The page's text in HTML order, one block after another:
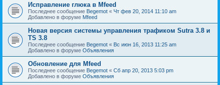
Исправление глюка в Mfeed
Последнее сообщение Begemot « Чт фев 20, 2014 11:10 am
Добавлено в форуме Mfeed
Новая версия системы управления трафиком Sutra 3.8 и
TS 3.8
Последнее сообщение Begemot « Вс июн 16, 2013 11:25 am
Добавлено в форуме Объявления
Обновление для Mfeed
Последнее сообщение Begemot « Сб апр 20, 2013 5:03 pm
Добавлено в форуме Объявления